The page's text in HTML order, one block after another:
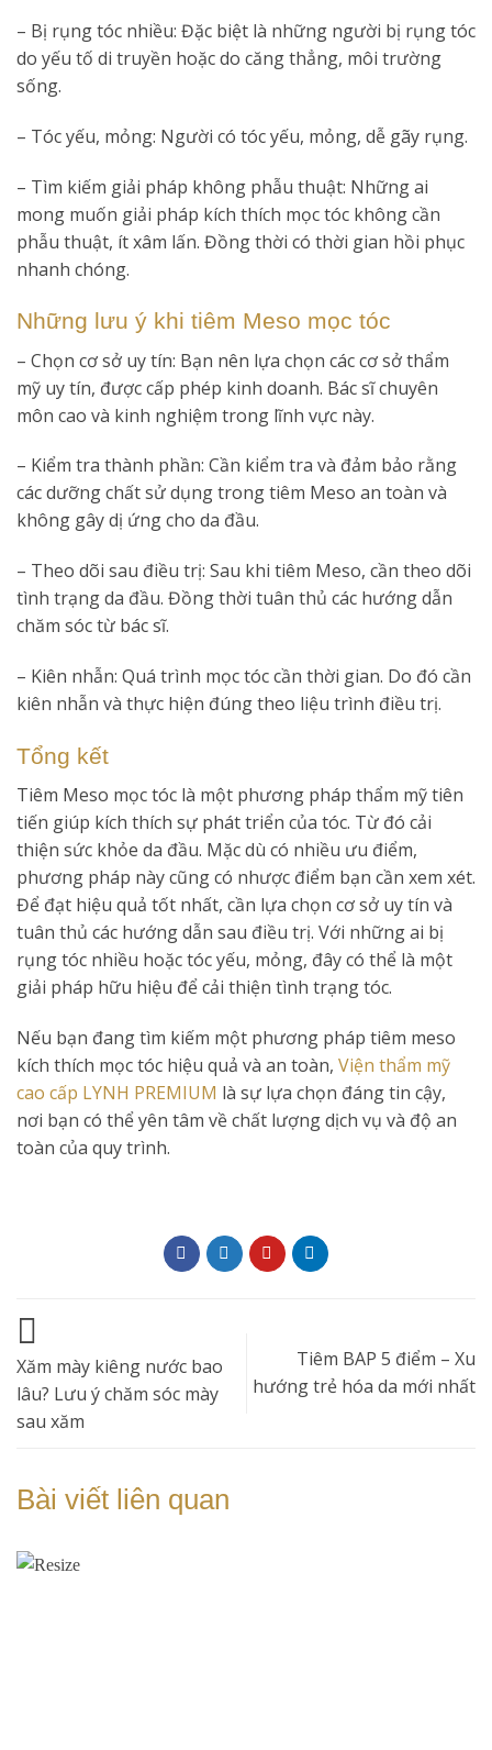
– Bị rụng tóc nhiều: Đặc biệt là những người bị rụng tóc
do yếu tố di truyền hoặc do căng thẳng, môi trường
sống.
– Tóc yếu, mỏng: Người có tóc yếu, mỏng, dễ gãy rụng.
– Tìm kiếm giải pháp không phẫu thuật: Những ai
mong muốn giải pháp kích thích mọc tóc không cần
phẫu thuật, ít xâm lấn. Đồng thời có thời gian hồi phục
nhanh chóng.
Những lưu ý khi tiêm Meso mọc tóc
– Chọn cơ sở uy tín: Bạn nên lựa chọn các cơ sở thẩm
mỹ uy tín, được cấp phép kinh doanh. Bác sĩ chuyên
môn cao và kinh nghiệm trong lĩnh vực này.
– Kiểm tra thành phần: Cần kiểm tra và đảm bảo rằng
các dưỡng chất sử dụng trong tiêm Meso an toàn và
không gây dị ứng cho da đầu.
– Theo dõi sau điều trị: Sau khi tiêm Meso, cần theo dõi
tình trạng da đầu. Đồng thời tuân thủ các hướng dẫn
chăm sóc từ bác sĩ.
– Kiên nhẫn: Quá trình mọc tóc cần thời gian. Do đó cần
kiên nhẫn và thực hiện đúng theo liệu trình điều trị.
Tổng kết
Tiêm Meso mọc tóc là một phương pháp thẩm mỹ tiên
tiến giúp kích thích sự phát triển của tóc. Từ đó cải
thiện sức khỏe da đầu. Mặc dù có nhiều ưu điểm,
phương pháp này cũng có nhược điểm bạn cần xem xét.
Để đạt hiệu quả tốt nhất, cần lựa chọn cơ sở uy tín và
tuân thủ các hướng dẫn sau điều trị. Với những ai bị
rụng tóc nhiều hoặc tóc yếu, mỏng, đây có thể là một
giải pháp hữu hiệu để cải thiện tình trạng tóc.
Nếu bạn đang tìm kiếm một phương pháp tiêm meso
kích thích mọc tóc hiệu quả và an toàn, Viện thẩm mỹ
cao cấp LYNH PREMIUM là sự lựa chọn đáng tin cậy,
nơi bạn có thể yên tâm về chất lượng dịch vụ và độ an
toàn của quy trình.
Xăm mày kiêng nước bao
lâu? Lưu ý chăm sóc mày
sau xăm
Tiêm BAP 5 điểm – Xu
hướng trẻ hóa da mới nhất
Bài viết liên quan